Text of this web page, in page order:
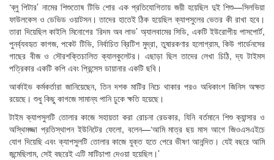
‘ব্লু পিটার’ নামের শিশুতোষ টিভি শোর এক প্রতিযোগিতায় জয়ী হয়েছিল দুই শিশু—সিলভিয়া
ফাউলকেস ও ডেভিড ওয়াটসন। তাদের হাতেই ঠিক হয়েছিল ক্যাপসুলের ভেতর কী রাখা হবে।
তারা দিয়েছিল কাইলি মিনোগের ‘রিদম অব লাভ’ অ্যালবামের সিডি, একটি ইউরোপীয় পাসপোর্ট,
পুনর্ব্যবহৃত কাগজ, পকেট টিভি, নির্বাচিত ব্রিটিশ মুদ্রা, তুষারকণার হলোগ্রাম, কিউ গার্ডেনসের
গাছের বীজ ও সৌরশক্তিচালিত ক্যালকুলেটর। এছাড়া ছিল তাদের লেখা চিঠি, দ্য টাইমস
পত্রিকার একটি কপি এবং প্রিন্সেস ডায়ানার একটি ছবি।
আর্কাইভ কর্মকর্তারা জানিয়েছেন, তিন দশক মাটির নিচে থাকার পরও অধিকাংশ জিনিস অক্ষত
রয়েছে। শুধু কিছু কাগজে সামান্য পানি ঢুকে ক্ষতি হয়েছে।
টাইম ক্যাপসুলটি তোলার কাজে সহায়তা করা রোচনা রেডকার, যিনি বর্তমানে শিশু ক্যান্সার ও
অস্থিমজ্জা প্রতিস্থাপন ইউনিটের ফেলো, বলেন—‘আমি মাত্র ছয় মাস আগে জিওএসএইচে
যোগ দিয়েছি এবং ক্যাপসুলটি তোলার কাজে যুক্ত হতে পেরে ভীষণ আনন্দিত। যেই বছরে আমি
জন্মেছিলাম, সেই বছরেই এটি মাটিচাপা দেওয়া হয়েছিল।’